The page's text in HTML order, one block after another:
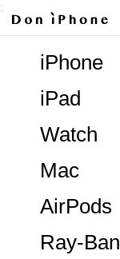
;
AirPods
Ray-Ban
Mac
Watch
iPad
iPhone